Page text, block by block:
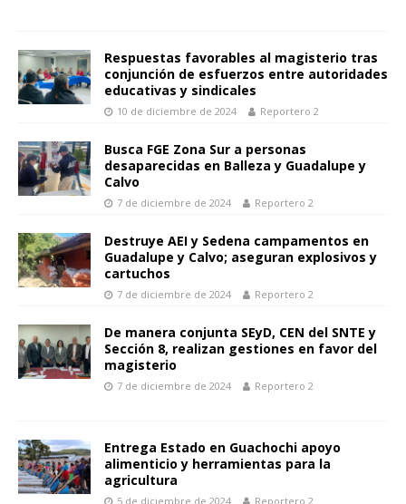
b
o
k
s
A
p
p
e
n
g
er
l y
Li
n
k
p
ti
r
Respuestas favorables al magisterio tras
conjunción de esfuerzos entre autoridades
educativas y sindicales
10 de diciembre de 2024 Reportero 2
Busca FGE Zona Sur a personas
desaparecidas en Balleza y Guadalupe y
Calvo
7 de diciembre de 2024 Reportero 2
Destruye AEI y Sedena campamentos en
Guadalupe y Calvo; aseguran explosivos y
cartuchos
7 de diciembre de 2024 Reportero 2
De manera conjunta SEyD, CEN del SNTE y
Sección 8, realizan gestiones en favor del
magisterio
7 de diciembre de 2024 Reportero 2
Entrega Estado en Guachochi apoyo
alimenticio y herramientas para la
agricultura
5 de diciembre de 2024 Reportero 2